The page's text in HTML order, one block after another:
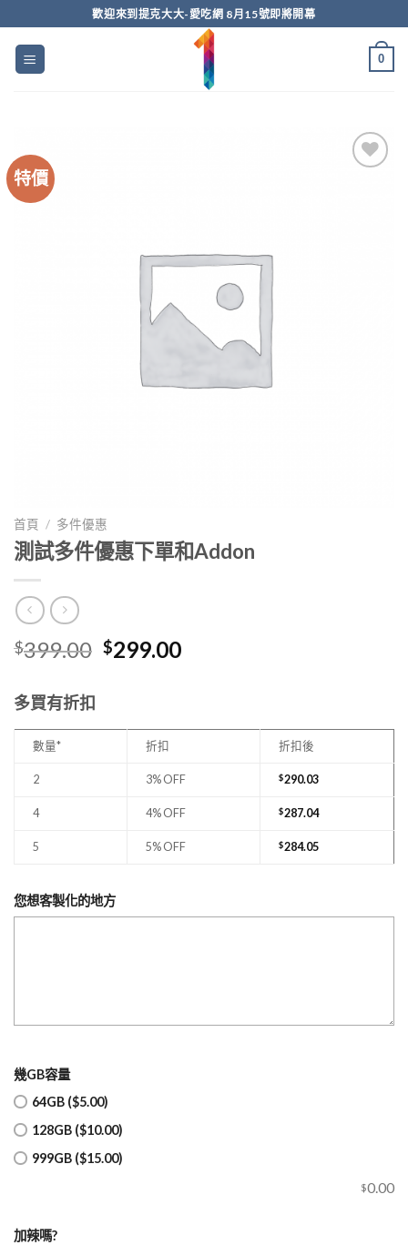
content
歡迎來到提克大大-愛吃網 8月15號即將開幕
0
特價
首頁 / 多件優惠
測試多件優惠下單和Addon
$399.00 $299.00
多買有折扣
數量* 折扣 折扣後
2 3% OFF $290.03
4 4% OFF $287.04
5 5% OFF $284.05
您想客製化的地方
幾GB容量
64GB ($5.00)
128GB ($10.00)
999GB ($15.00)
$0.00
加辣嗎?